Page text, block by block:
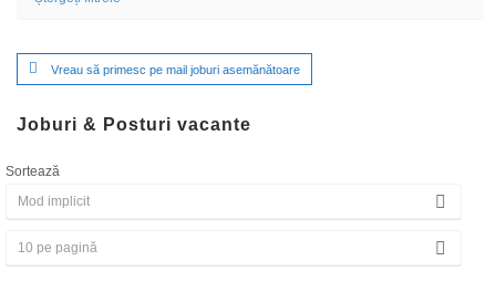
Vreau să primesc pe mail joburi asemănătoare
Joburi & Posturi vacante
Sortează